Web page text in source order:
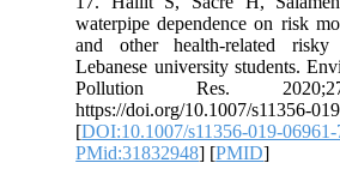
waterpipe dependence on risk
and other health-related
Lebanese university students.
Pollution Res.
https://doi.org/10.1007/s11356-
[DOI:10.1007/s11356-019-
PMid:31832948] [PMID